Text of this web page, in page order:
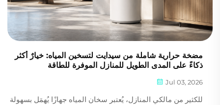
مضخة حرارية شاملة من سيدايت لتسخين المياه: خيارٌ أكثر
ذكاءً على المدى الطويل للمنازل الموفرة للطاقة
Jul 03, 2026
للكثير من مالكي المنازل، يُعتبر سخان المياه جهازًا يُهمَل بسهولة